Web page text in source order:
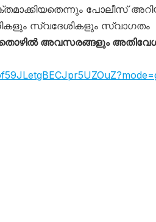
പോലീസ്
സ്വദേശികളും സ്വാഗതം
അവസരങ്ങളും